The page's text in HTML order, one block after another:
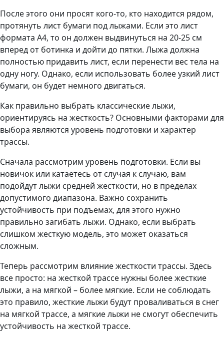
После этого они просят кого-то, кто находится рядом,
протянуть лист бумаги под лыжами. Если это лист
формата А4, то он должен выдвинуться на 20-25 см
вперед от ботинка и дойти до пятки. Лыжа должна
полностью придавить лист, если перенести вес тела на
одну ногу. Однако, если использовать более узкий лист
бумаги, он будет немного двигаться.
Как правильно выбрать классические лыжи,
ориентируясь на жесткость? Основными факторами для
выбора являются уровень подготовки и характер
трассы.
Сначала рассмотрим уровень подготовки. Если вы
новичок или катаетесь от случая к случаю, вам
подойдут лыжи средней жесткости, но в пределах
допустимого диапазона. Важно сохранить
устойчивость при подъемах, для этого нужно
правильно загибать лыжи. Однако, если выбрать
слишком жесткую модель, это может оказаться
сложным.
Теперь рассмотрим влияние жесткости трассы. Здесь
все просто: на жесткой трассе нужны более жесткие
лыжи, а на мягкой – более мягкие. Если не соблюдать
это правило, жесткие лыжи будут проваливаться в снег
на мягкой трассе, а мягкие лыжи не смогут обеспечить
устойчивость на жесткой трассе.